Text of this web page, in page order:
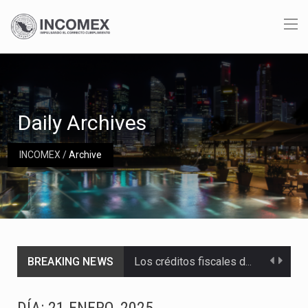
INCOMEX/Archive
Daily Archives
BREAKING NEWS